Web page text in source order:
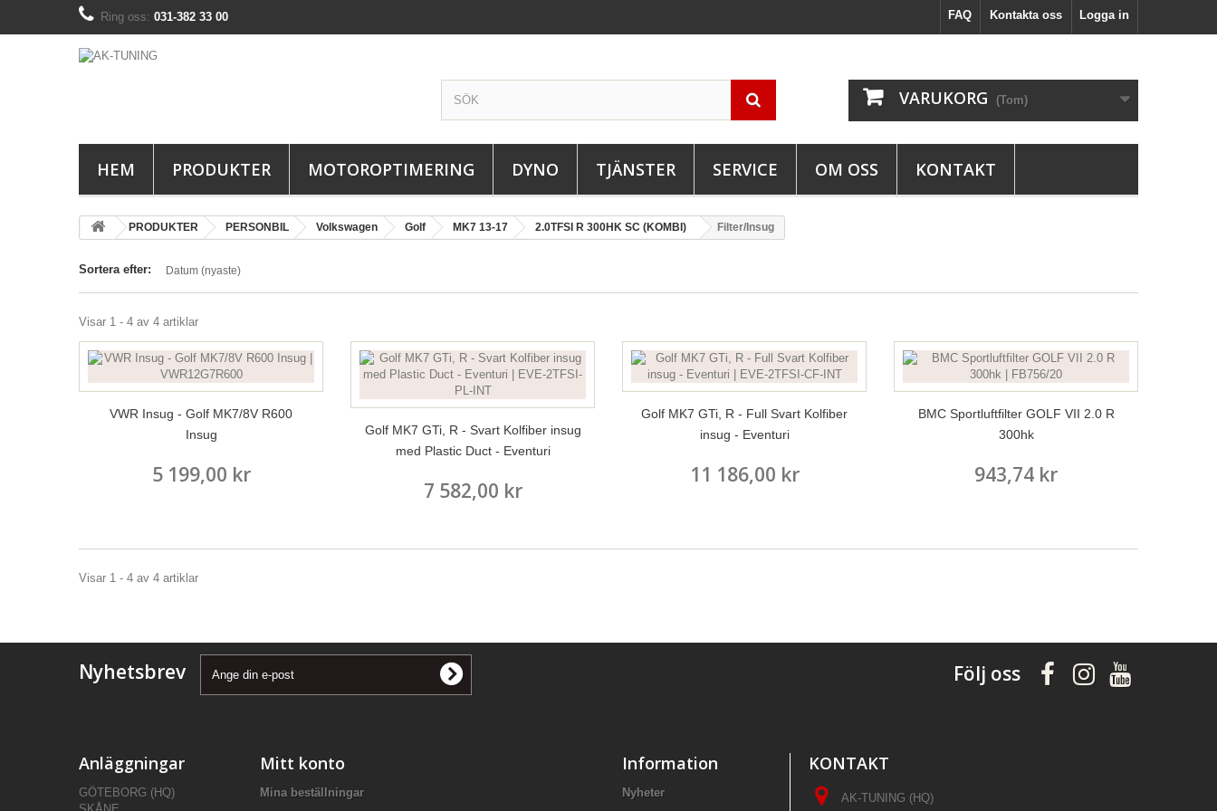
Logga in
Kontakta oss
FAQ
Ring oss: 031-382 33 00
VARUKORG (Tom)
HEM PRODUKTER MOTOROPTIMERING DYNO TJÄNSTER SERVICE OM OSS KONTAKT
PRODUKTER PERSONBIL Volkswagen Golf MK7 13-17 2.0TFSI R 300HK SC (KOMBI) Filter/Insug
Sortera efter: Datum (nyaste)
Visar 1 - 4 av 4 artiklar
VWR Insug - Golf MK7/8V R600
Insug
5 199,00 kr
Golf MK7 GTi, R - Svart Kolfiber insug
med Plastic Duct - Eventuri
7 582,00 kr
Golf MK7 GTi, R - Full Svart Kolfiber
insug - Eventuri
11 186,00 kr
BMC Sportluftfilter GOLF VII 2.0 R
300hk
943,74 kr
Visar 1 - 4 av 4 artiklar
Nyhetsbrev Följ oss
Anläggningar
GÖTEBORG (HQ)
Mitt konto
Mina beställningar
Information
Nyheter
KONTAKT
AK-TUNING (HQ)